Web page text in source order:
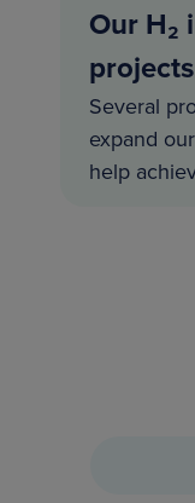
Our H₂
projects
Several
expand
help